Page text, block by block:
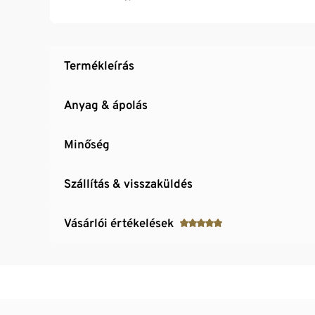
Élelmiszerek helytakarékos tárolásához is
Termékleírás
Anyag & ápolás
Minőség
Szállítás & visszaküldés
Vásárlói értékelések